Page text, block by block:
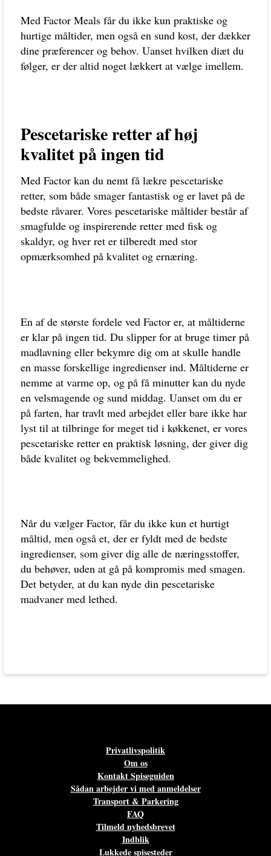
Med Factor Meals får du ikke kun praktiske og
hurtige måltider, men også en sund kost, der dækker
dine præferencer og behov. Uanset hvilken diæt du
følger, er der altid noget lækkert at vælge imellem.
Pescetariske retter af høj
kvalitet på ingen tid
Med Factor kan du nemt få lækre pescetariske
retter, som både smager fantastisk og er lavet på de
bedste råvarer. Vores pescetariske måltider består af
smagfulde og inspirerende retter med fisk og
skaldyr, og hver ret er tilberedt med stor
opmærksomhed på kvalitet og ernæring.
En af de største fordele ved Factor er, at måltiderne
er klar på ingen tid. Du slipper for at bruge timer på
madlavning eller bekymre dig om at skulle handle
en masse forskellige ingredienser ind. Måltiderne er
nemme at varme op, og på få minutter kan du nyde
en velsmagende og sund middag. Uanset om du er
på farten, har travlt med arbejdet eller bare ikke har
lyst til at tilbringe for meget tid i køkkenet, er vores
pescetariske retter en praktisk løsning, der giver dig
både kvalitet og bekvemmelighed.
Når du vælger Factor, får du ikke kun et hurtigt
måltid, men også et, der er fyldt med de bedste
ingredienser, som giver dig alle de næringsstoffer,
du behøver, uden at gå på kompromis med smagen.
Det betyder, at du kan nyde din pescetariske
madvaner med lethed.
Privatlivspolitik
Om os
Kontakt Spiseguiden
Sådan arbejder vi med anmeldelser
Transport & Parkering
FAQ
Tilmeld nyhedsbrevet
Indblik
Lukkede spisesteder